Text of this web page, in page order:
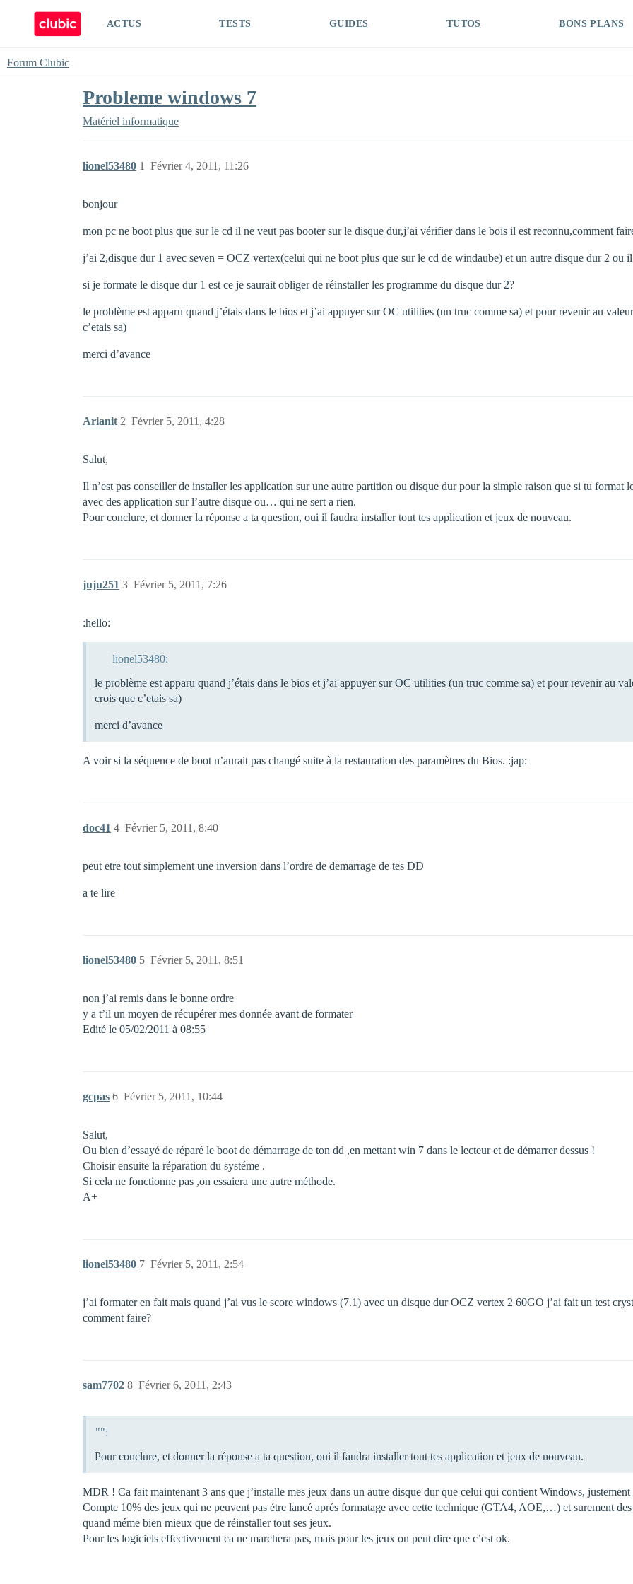
ACTUS TESTS GUIDES TUTOS BONS PLANS
Forum Clubic
Probleme windows 7
Matériel informatique
lionel53480 Février 4, 2011, 11:26
1
bonjour
mon pc ne boot plus que sur le cd il ne veut pas booter sur le disque dur,j’ai vérifier dans le bois il est reconnu,comment
j’ai 2,disque dur 1 avec seven = OCZ vertex(celui qui ne boot plus que sur le cd de windaube) et un autre disque dur 2 ou
si je formate le disque dur 1 est ce je saurait obliger de réinstaller les programme du disque dur 2?
le problème est apparu quand j’étais dans le bios et j’ai appuyer sur OC utilities (un truc comme sa) et pour revenir au
c’etais sa)
merci d’avance
Arianit Février 5, 2011, 4:28
2
Salut,
Il n’est pas conseiller de installer les application sur une autre partition ou disque dur pour la simple raison que si tu format
avec des application sur l’autre disque ou… qui ne sert a rien.
Pour conclure, et donner la réponse a ta question, oui il faudra installer tout tes application et jeux de nouveau.
juju251 Février 5, 2011, 7:26
3
:hello:
lionel53480:
le problème est apparu quand j’étais dans le bios et j’ai appuyer sur OC utilities (un truc comme sa) et pour revenir au
crois que c’etais sa)
merci d’avance
A voir si la séquence de boot n’aurait pas changé suite à la restauration des paramètres du Bios. :jap:
doc41 Février 5, 2011, 8:40
4
peut etre tout simplement une inversion dans l’ordre de demarrage de tes DD
a te lire
lionel53480 Février 5, 2011, 8:51
5
non j’ai remis dans le bonne ordre
y a t’il un moyen de récupérer mes donnée avant de formater
Edité le 05/02/2011 à 08:55
gcpas Février 5, 2011, 10:44
6
Salut,
Ou bien d’essayé de réparé le boot de démarrage de ton dd ,en mettant win 7 dans le lecteur et de démarrer dessus !
Choisir ensuite la réparation du systéme .
Si cela ne fonctionne pas ,on essaiera une autre méthode.
A+
lionel53480 Février 5, 2011, 2:54
7
j’ai formater en fait mais quand j’ai vus le score windows (7.1) avec un disque dur OCZ vertex 2 60GO j’ai fait un test
comment faire?
sam7702 Février 6, 2011, 2:43
8
"":
Pour conclure, et donner la réponse a ta question, oui il faudra installer tout tes application et jeux de nouveau.
MDR ! Ca fait maintenant 3 ans que j’installe mes jeux dans un autre disque dur que celui qui contient Windows,
Compte 10% des jeux qui ne peuvent pas étre lancé aprés formatage avec cette technique (GTA4, AOE,…) et surement
quand méme bien mieux que de réinstaller tout ses jeux.
Pour les logiciels effectivement ca ne marchera pas, mais pour les jeux on peut dire que c’est ok.